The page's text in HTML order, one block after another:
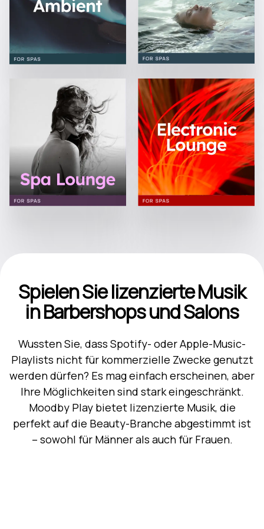
Spielen Sie lizenzierte Musik
in Barbershops und Salons
Wussten Sie, dass Spotify- oder Apple-Music-
Playlists nicht für kommerzielle Zwecke genutzt
werden dürfen? Es mag einfach erscheinen, aber
Ihre Möglichkeiten sind stark eingeschränkt.
Moodby Play bietet lizenzierte Musik, die
perfekt auf die Beauty-Branche abgestimmt ist
– sowohl für Männer als auch für Frauen.